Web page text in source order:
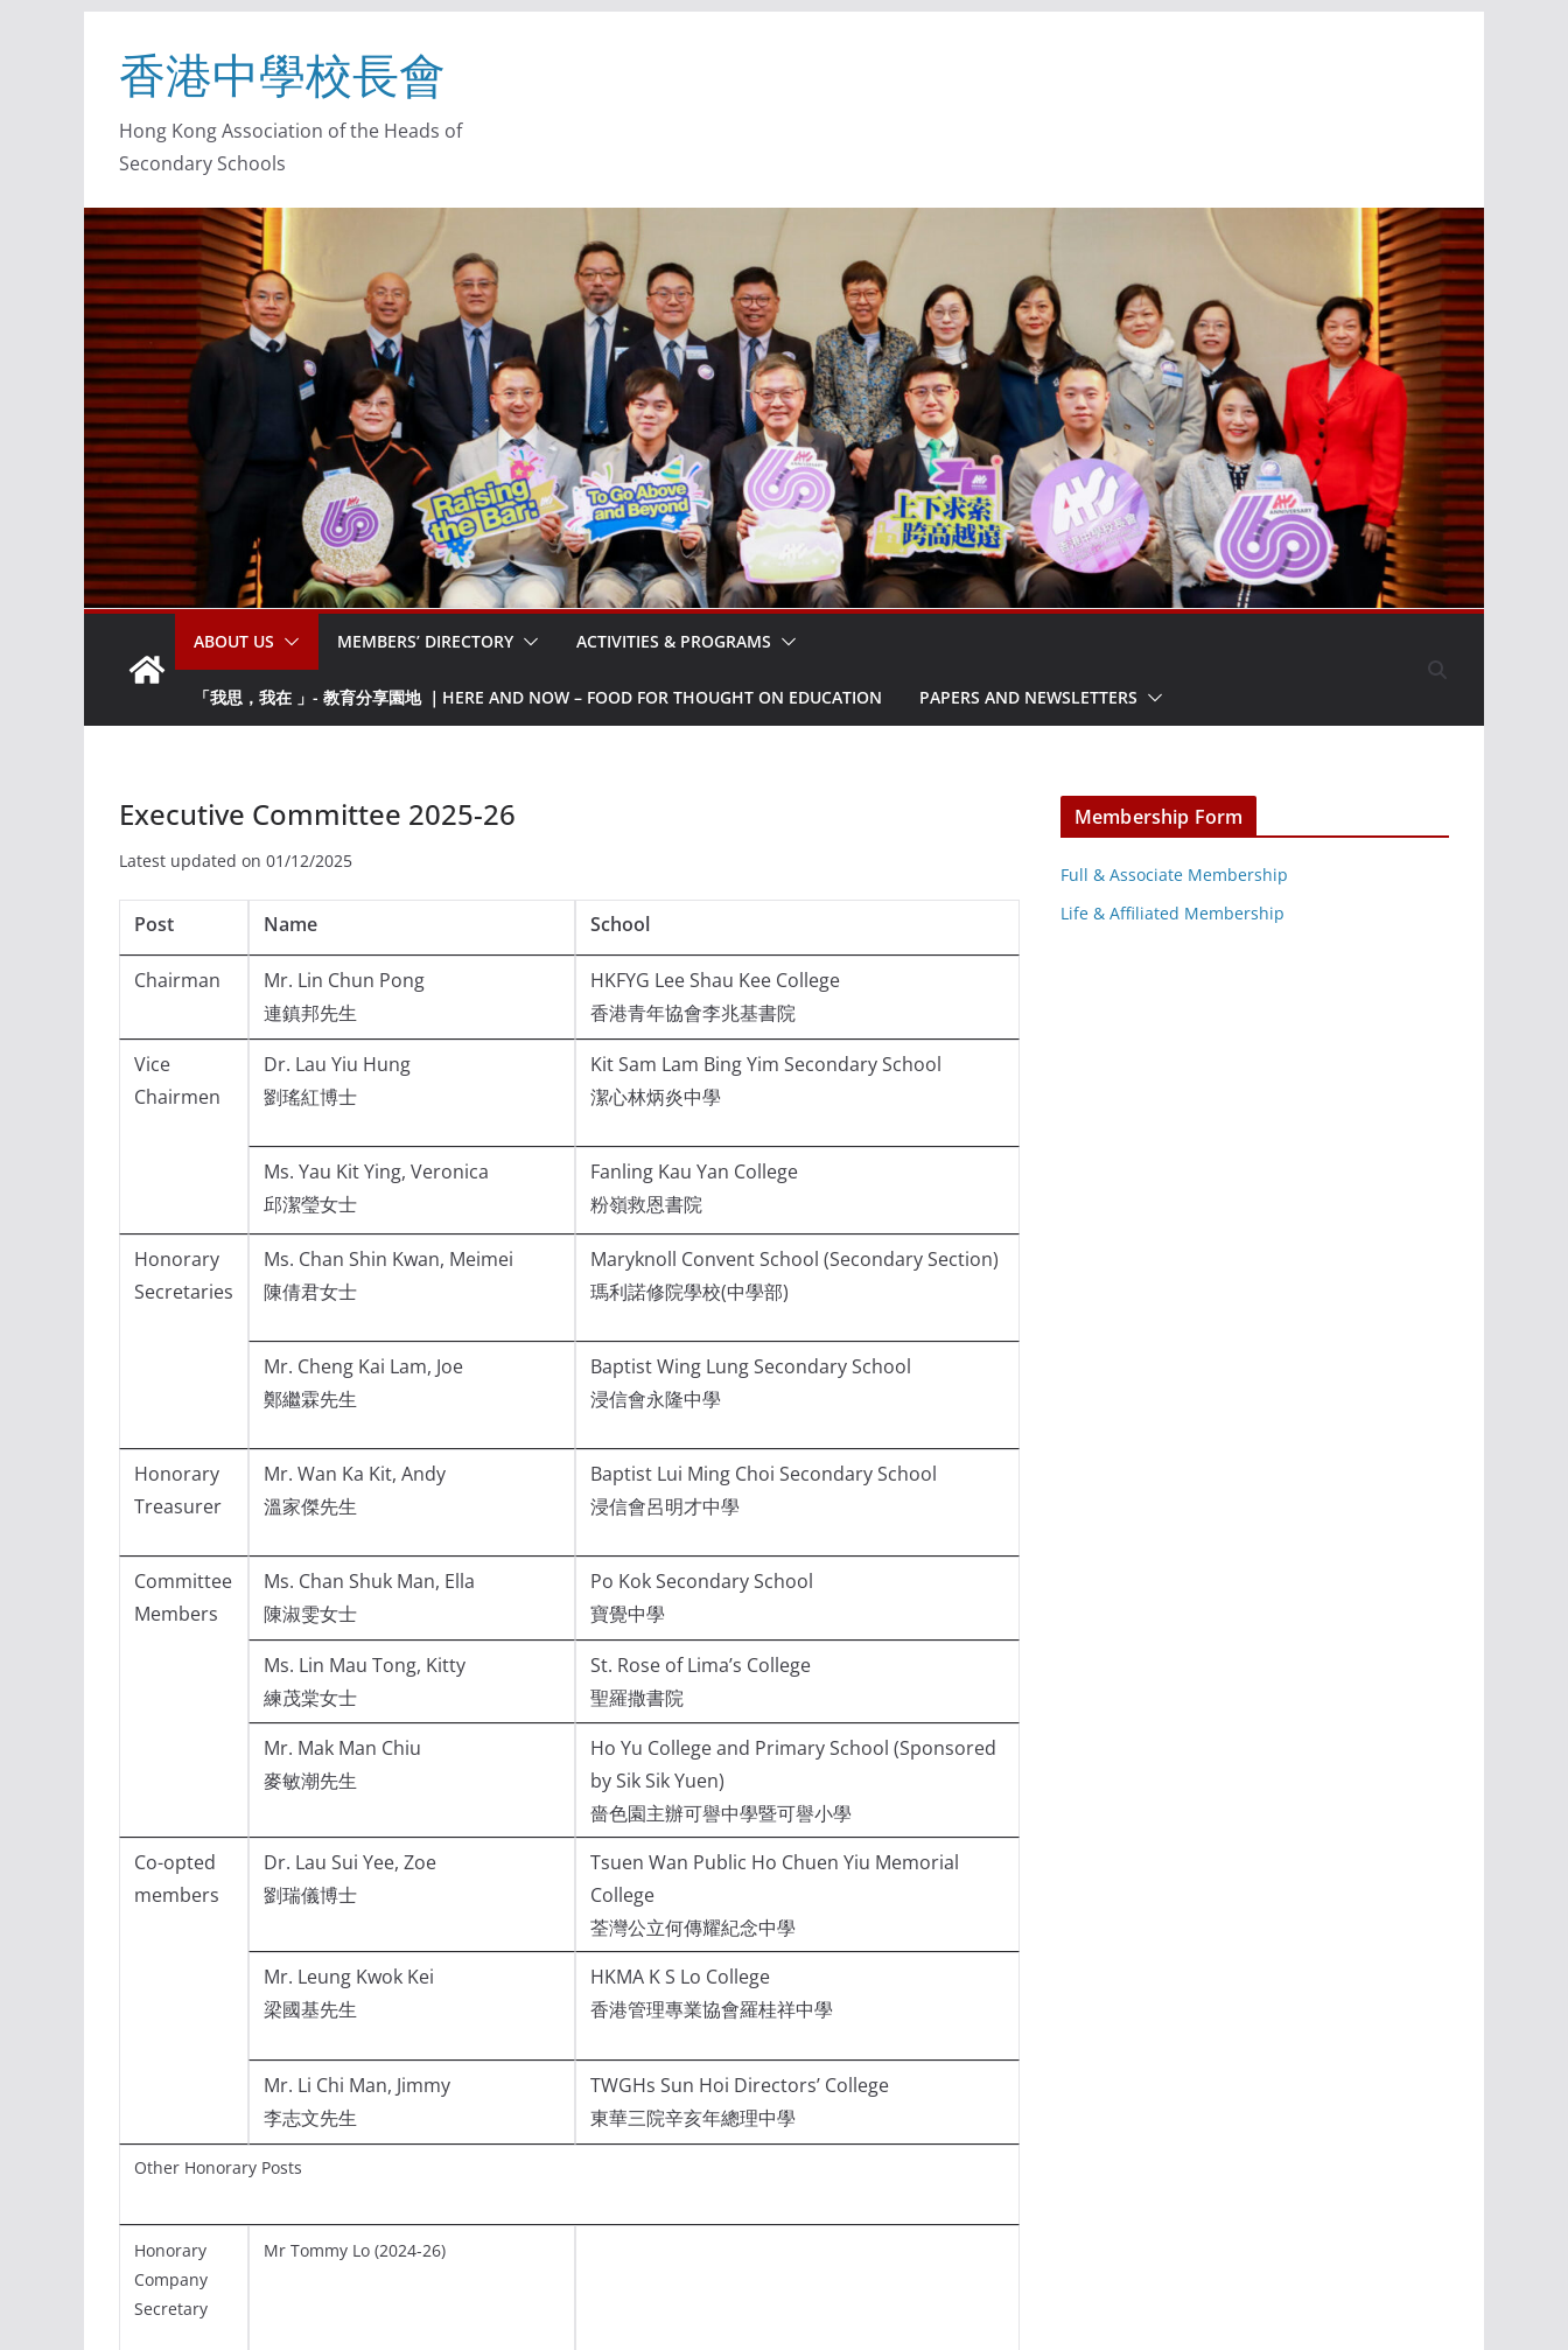
香港中學校長會
Hong Kong Association of the Heads of
Secondary Schools
ABOUT US MEMBERS’ DIRECTORY ACTIVITIES & PROGRAMS
「我思，我在 」- 教育分享園地 ｜HERE AND NOW – FOOD FOR THOUGHT ON EDUCATION PAPERS AND NEWSLETTERS
Executive Committee 2025-26
Latest updated on 01/12/2025
Post Name School
Chairman
Mr. Lin Chun Pong
連鎮邦先生
HKFYG Lee Shau Kee College
香港青年協會李兆基書院
Vice
Chairmen
Dr. Lau Yiu Hung
劉瑤紅博士
Kit Sam Lam Bing Yim Secondary School
潔心林炳炎中學
Ms. Yau Kit Ying, Veronica
邱潔瑩女士
Fanling Kau Yan College
粉嶺救恩書院
Honorary
Secretaries
Ms. Chan Shin Kwan, Meimei
陳倩君女士
Maryknoll Convent School (Secondary Section)
瑪利諾修院學校(中學部)
Mr. Cheng Kai Lam, Joe
鄭繼霖先生
Baptist Wing Lung Secondary School
浸信會永隆中學
Honorary
Treasurer
Mr. Wan Ka Kit, Andy
溫家傑先生
Baptist Lui Ming Choi Secondary School
浸信會呂明才中學
Committee
Members
Ms. Chan Shuk Man, Ella
陳淑雯女士
Po Kok Secondary School
寶覺中學
Ms. Lin Mau Tong, Kitty
練茂棠女士
St. Rose of Lima’s College
聖羅撒書院
Mr. Mak Man Chiu
麥敏潮先生
Ho Yu College and Primary School (Sponsored
by Sik Sik Yuen)
嗇色園主辦可譽中學暨可譽小學
Co-opted
members
Dr. Lau Sui Yee, Zoe
劉瑞儀博士
Tsuen Wan Public Ho Chuen Yiu Memorial
College
荃灣公立何傳耀紀念中學
Mr. Leung Kwok Kei
梁國基先生
HKMA K S Lo College
香港管理專業協會羅桂祥中學
Mr. Li Chi Man, Jimmy
李志文先生
TWGHs Sun Hoi Directors’ College
東華三院辛亥年總理中學
Other Honorary Posts
Honorary
Company
Secretary
Mr Tommy Lo (2024-26)
Membership Form
Full & Associate Membership
Life & Affiliated Membership